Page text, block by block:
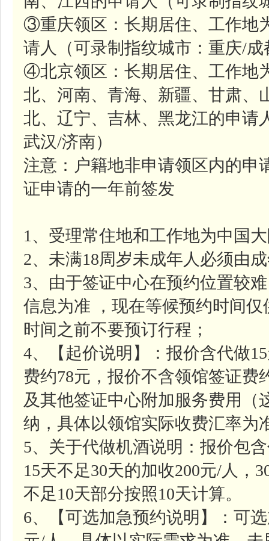
③重庆领区：长期居住、工作地
请人（可录制指纹城市：重庆/成
④北京领区：长期居住、工作地
北、河南、青海、新疆、甘肃、
北、辽宁、吉林、黑龙江的申请
武汉/济南）
注意：户籍地非申请领区内的申
证申请的一年前签发
1、受理常住地和工作地为中国
2、未满18周岁未成年人必须由
3、由于签证中心在预约位置较
信息为准 ，现在等候预约时间
时间之前不要预订行程；
4、【起价说明】：报价含代做
费约78元，报价不含领馆签证费
及其他签证中心附加服务费用（
纳，具体以领馆实际收费汇率为
5、关于代做机酒说明：报价包
15天不足30天的加收200元/人，
不足10天部分按照10天计算。
6、【可选加急预约说明】：可